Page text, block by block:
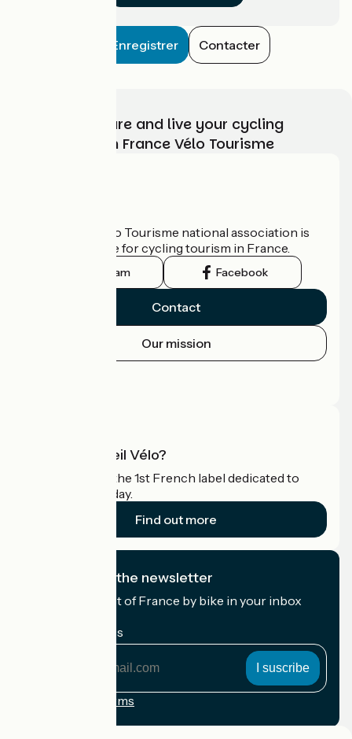
Enregistrer Contacter
Choose, prepare and live your cycling
adventure with France Vélo Tourisme
The France Vélo Tourisme national association is
the official guide for cycling tourism in France.
Instagram Facebook
Contact
Our mission
What is Accueil Vélo?
Accueil Vélo is the 1st French label dedicated to
cyclists on holiday.
Find out more
I subscribe to the newsletter
Receive the best of France by bike in your inbox
My email address
Registration terms